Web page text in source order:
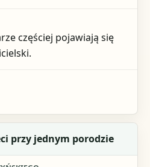
częściej pojawiają się
przy jednym porodzie